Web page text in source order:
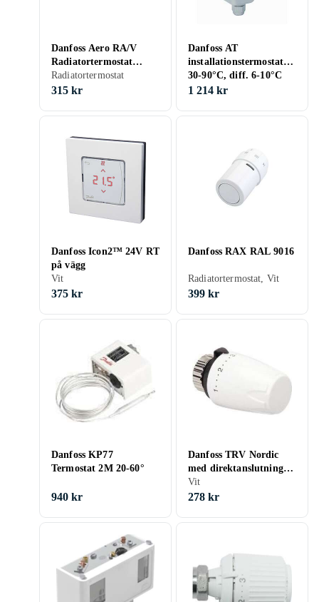
Danfoss Aero RA/V
Radiatortermostat
015G4560
Radiatortermostat
315 kr
Danfoss AT
installationstermostat,
30-90°C, diff. 6-10°C
1 214 kr
Danfoss Icon2™ 24V RT
på vägg
Vit
375 kr
Danfoss RAX RAL 9016
Radiatortermostat, Vit
399 kr
Danfoss KP77
Termostat 2M 20-60°
940 kr
Danfoss TRV Nordic
med direktanslutning
RA, vit
Vit
278 kr